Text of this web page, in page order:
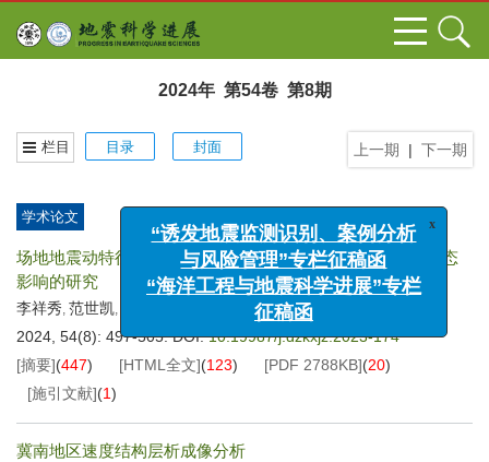
2024年 第54卷 第8期
上一期 | 下一期
栏目 目录 封面
学术论文
场地地震动特征周期对高层建筑结构工程材料用量和破坏状态
影响的研究
李祥秀, 范世凯,
2024, 54(8): 497-505. DOI:10.19987/j.dzkxjz.2023-174
[摘要](447) [HTML全文](123) [PDF 2788KB](20)
[施引文献](1)
冀南地区速度结构层析成像分析
“诱发地震监测识别、案例分析
与风险管理”专栏征稿函
“海洋工程与地震科学进展”专栏
征稿函